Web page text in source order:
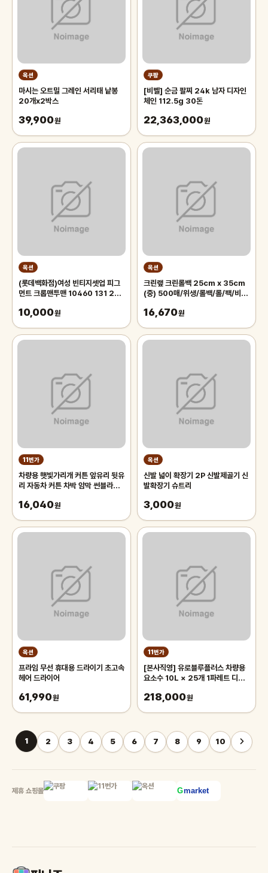
옥션
마시는 오트밀 그레인 서리태 낱봉
20개x2박스
39,900원
쿠팡
[비벨] 순금 팔찌 24k 남자 디자인
체인 112.5g 30돈
22,363,000원
옥션
(롯데백화점)여성 빈티지셋업 피그
먼트 크롭맨투맨 10460 131 256
10,000원
옥션
크린랲 크린롤백 25cm x 35cm
(중) 500매/위생/롤백/롤/팩/비
봉지
16,670원
11번가
차량용 햇빛가리개 커튼 앞유리 뒷유
리 자동차 커튼 차박 암막 썬블라인
리햇
16,040원
옥션
신발 넓이 확장기 2P 신발제골기 신
발확장기 슈트리
3,000원
옥션
프라임 무선 휴대용 드라이기 초고속
헤어 드라이어
61,990원
11번가
[본사직영] 유로블루플러스 차량용
요소수 10L × 25개 1파레트 디젤
218,000원
1 2 3 4 5 6 7 8 9 10
제휴 쇼핑몰